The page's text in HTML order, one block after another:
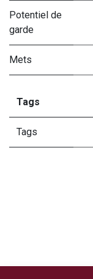
Potentiel de
garde
Mets
Tags
Tags